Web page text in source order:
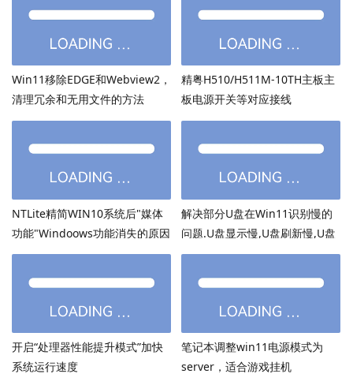
Win11移除EDGE和Webview2，
清理冗余和无用文件的方法
精粤H510/H511M-10TH主板主
板电源开关等对应接线
NTLite精简WIN10系统后"媒体
功能"Windoows功能消失的原因
解决部分U盘在Win11识别慢的
问题.U盘显示慢,U盘刷新慢,U盘
加载慢
开启“处理器性能提升模式”加快
系统运行速度
笔记本调整win11电源模式为
server，适合游戏挂机